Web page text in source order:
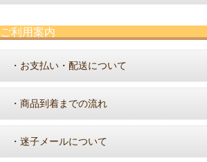
ご利用案内
・ お支払い・配送について
・ 商品到着までの流れ
・ 迷子メールについて